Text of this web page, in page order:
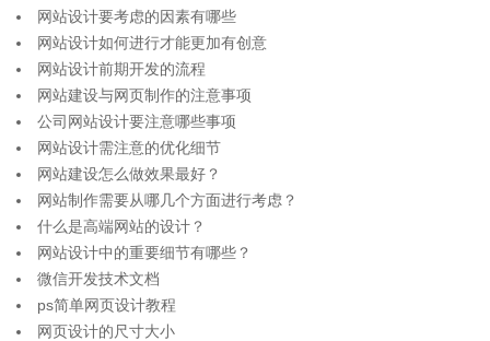
网站设计要考虑的因素有哪些
网站设计如何进行才能更加有创意
网站设计前期开发的流程
网站建设与网页制作的注意事项
公司网站设计要注意哪些事项
网站设计需注意的优化细节
网站建设怎么做效果最好？
网站制作需要从哪几个方面进行考虑？
什么是高端网站的设计？
网站设计中的重要细节有哪些？
微信开发技术文档
ps简单网页设计教程
网页设计的尺寸大小